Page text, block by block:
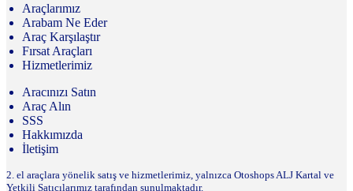
Araçlarımız
Arabam Ne Eder
Araç Karşılaştır
Fırsat Araçları
Hizmetlerimiz
Aracınızı Satın
Araç Alın
SSS
Hakkımızda
İletişim
2. el araçlara yönelik satış ve hizmetlerimiz, yalnızca Otoshops ALJ Kartal ve
Yetkili Satıcılarımız tarafından sunulmaktadır.